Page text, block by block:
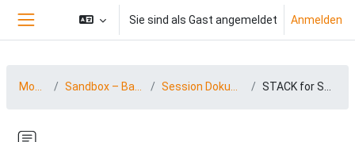
Website-Übersicht
Sie sind als Gast angemeldet Anmelden
MootDACH23 Sandbox – BarCamp 23 (15.-16.06.2023) Session Dokumentation / Documentation STACK for Summative Assessments